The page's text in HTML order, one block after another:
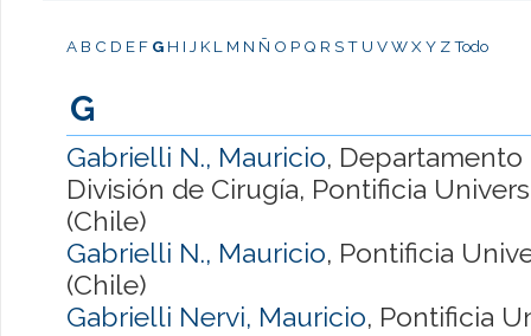
A B C D E F G H I J K L M N Ñ O P Q R ST U VWXY ZTodo
G
Gabrielli N., Mauricio, Departamento
División de Cirugía, Pontificia
(Chile)
Gabrielli N., Mauricio, Pontificia
(Chile)
Gabrielli Nervi, Mauricio, Pontificia